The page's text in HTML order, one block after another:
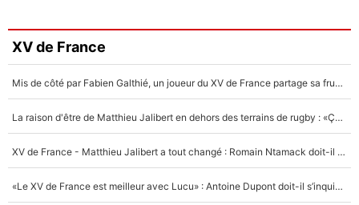
Faris Moumbagna
4%
Un autre joueur
5%
XV de France
Mis de côté par Fabien Galthié, un joueur du XV de France partage sa frustration : «ils ne me l’ont pas dit tout de suite»
La raison d'être de Matthieu Jalibert en dehors des terrains de rugby : «Ça m'atteint autant que si tu touches à un membre de ma famille»
XV de France - Matthieu Jalibert a tout changé : Romain Ntamack doit-il s’inquiéter pour sa place à un an de la Coupe du monde ?
«Le XV de France est meilleur avec Lucu» : Antoine Dupont doit-il s’inquiéter pour sa place ?